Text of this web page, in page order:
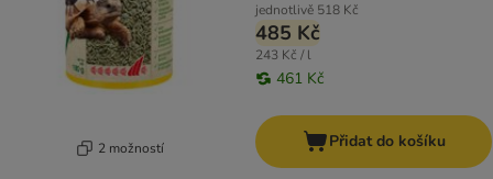
2 možností
jednotlivě 518 Kč
485 Kč
243 Kč / l
461 Kč
Přidat do košíku